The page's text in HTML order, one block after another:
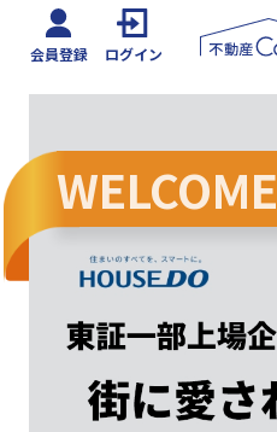
会員登録 ログイン
WELCOME